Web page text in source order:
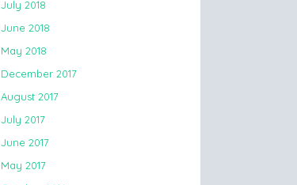
July 2018
June 2018
May 2018
December 2017
August 2017
July 2017
June 2017
May 2017